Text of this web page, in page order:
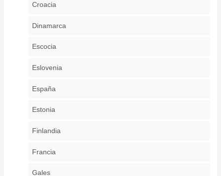
Croacia
Dinamarca
Escocia
Eslovenia
España
Estonia
Finlandia
Francia
Gales